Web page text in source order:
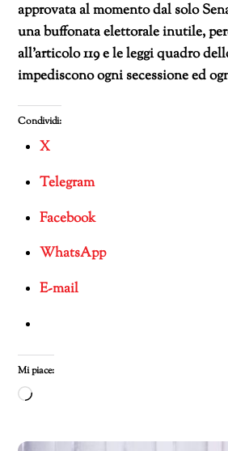
approvata al momento dal solo
una buffonata elettorale inutile,
all’articolo 119 e le leggi quadro
impediscono ogni secessione ed
Condividi:
X
Telegram
Facebook
WhatsApp
E-mail
Mi piace:
Caricamento
corso…